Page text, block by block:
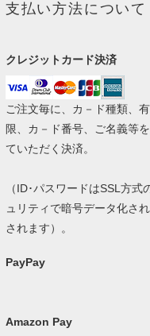
支払い方法について
クレジットカード決済
ご注文毎に、カ－ド種類、
限、カ－ド番号、ご名義等
ていただく決済。
（ID･パスワードはSSL方式
ュリティで暗号データ化さ
されます）。
PayPay
Amazon Pay